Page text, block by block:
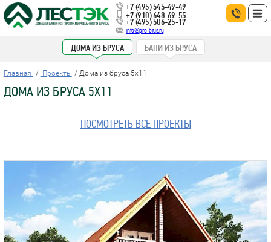
+7 (495) 545-49-49
+7 (910) 648-69-55
+7 (495) 506-25-17
info@pro-brus.ru
ДОМА ИЗ БРУСА БАНИ ИЗ БРУСА
Главная Проекты Дома из бруса 5x11
ДОМА ИЗ БРУСА 5X11
ПОСМОТРЕТЬ ВСЕ ПРОЕКТЫ